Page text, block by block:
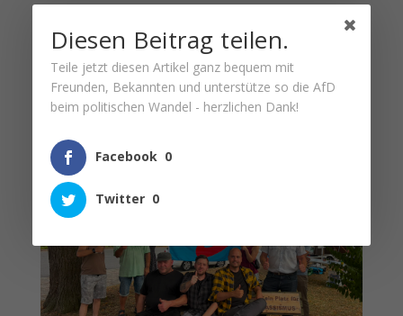
DIESE ARTIKEL KÖNNTEN FÜR
SIE AUCH INTERESSANT SEIN…
Diesen Beitrag teilen.
Teile jetzt diesen Artikel ganz bequem mit
Freunden, Bekannten und unterstütze so die AfD
beim politischen Wandel - herzlichen Dank!
Facebook 0
Twitter 0